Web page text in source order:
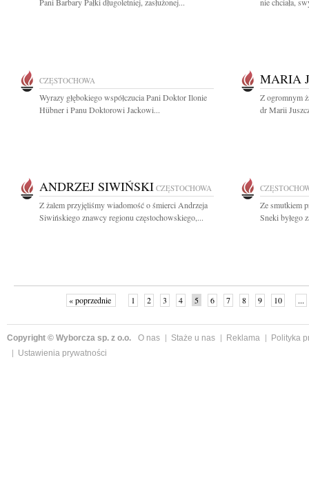
CZĘSTOCHOWA
Wyrazy głębokiego współczucia Pani Doktor Ilonie
Hübner i Panu Doktorowi Jackowi...
MARIA
Z ogromnym
dr Marii
ANDRZEJ SIWIŃSKI CZĘSTOCHOWA
Z żalem przyjęliśmy wiadomość o śmierci Andrzeja
Siwińskiego znawcy regionu częstochowskiego,...
Ze smutkiem
Sneki byłego
« poprzednie 1 2 3 4 5 6 7 8 9 10 ...
Copyright © Wyborcza sp. z o.o. O nas Staże u nas Reklama
Polityka
Ustawienia prywatności